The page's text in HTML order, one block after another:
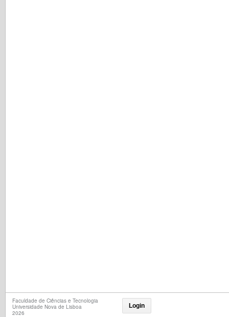
Faculdade de Ciências e Tecnologia
Universidade Nova de Lisboa
2026
Login